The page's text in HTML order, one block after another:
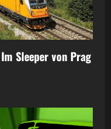
Sleeper von Prag